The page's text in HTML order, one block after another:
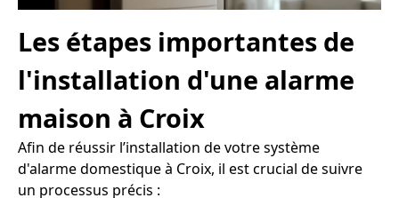
Les étapes importantes de
l'installation d'une alarme
maison à Croix
Afin de réussir l’installation de votre système
d'alarme domestique à Croix, il est crucial de suivre
un processus précis :